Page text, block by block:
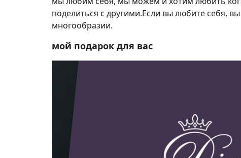
поделиться с другими.Если вы любите себя,
многообразии.
мой подарок для вас